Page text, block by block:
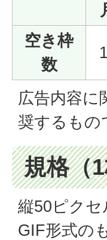
空き枠
数
広告内容に
奨するもの
規格（
縦50ピク
GIF形式の